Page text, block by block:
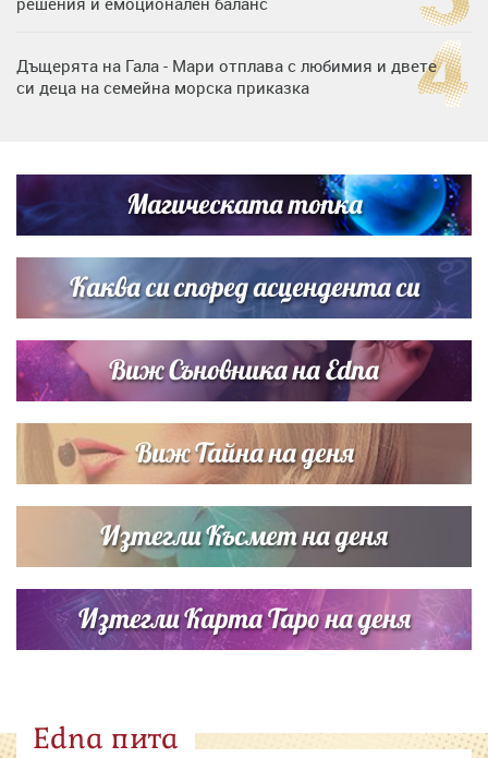
Дъщерята на Гала - Мари отплава с любимия и двете
си деца на семейна морска приказка
Братя Аргирови я изненадаха с песен
Магическата топка
Каква си според асцендента си
Виж Съновника на Edna
Виж Тайна на деня
Изтегли Късмет на деня
Изтегли Карта Таро на деня
Edna пита